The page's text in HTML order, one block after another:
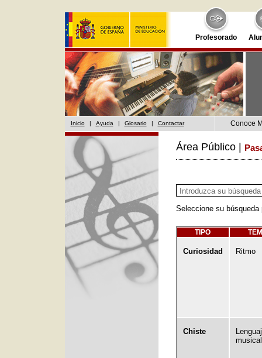
Profesorado
Inicio | Ayuda | Glosario | Contactar Conoce
Área Público |
Seleccione su búsqueda
TIPO
Curiosidad Ritmo
Chiste
musical